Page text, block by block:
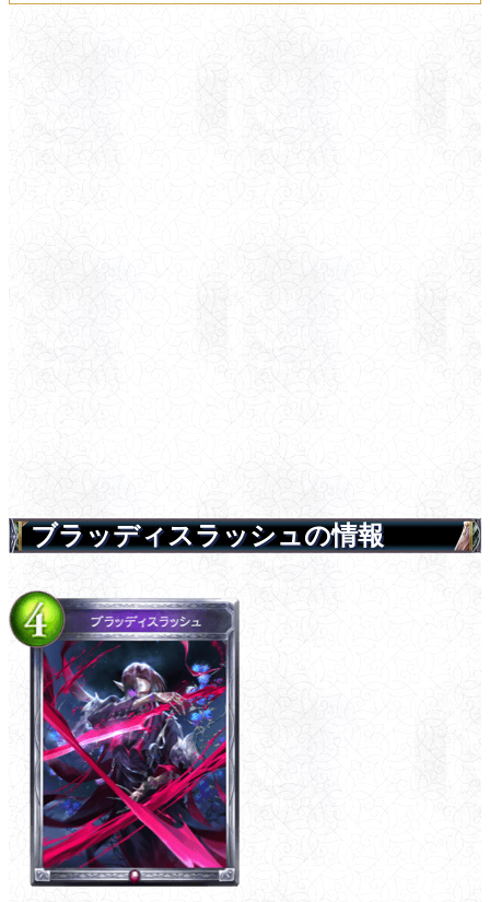
ブラッディスラッシュの情報